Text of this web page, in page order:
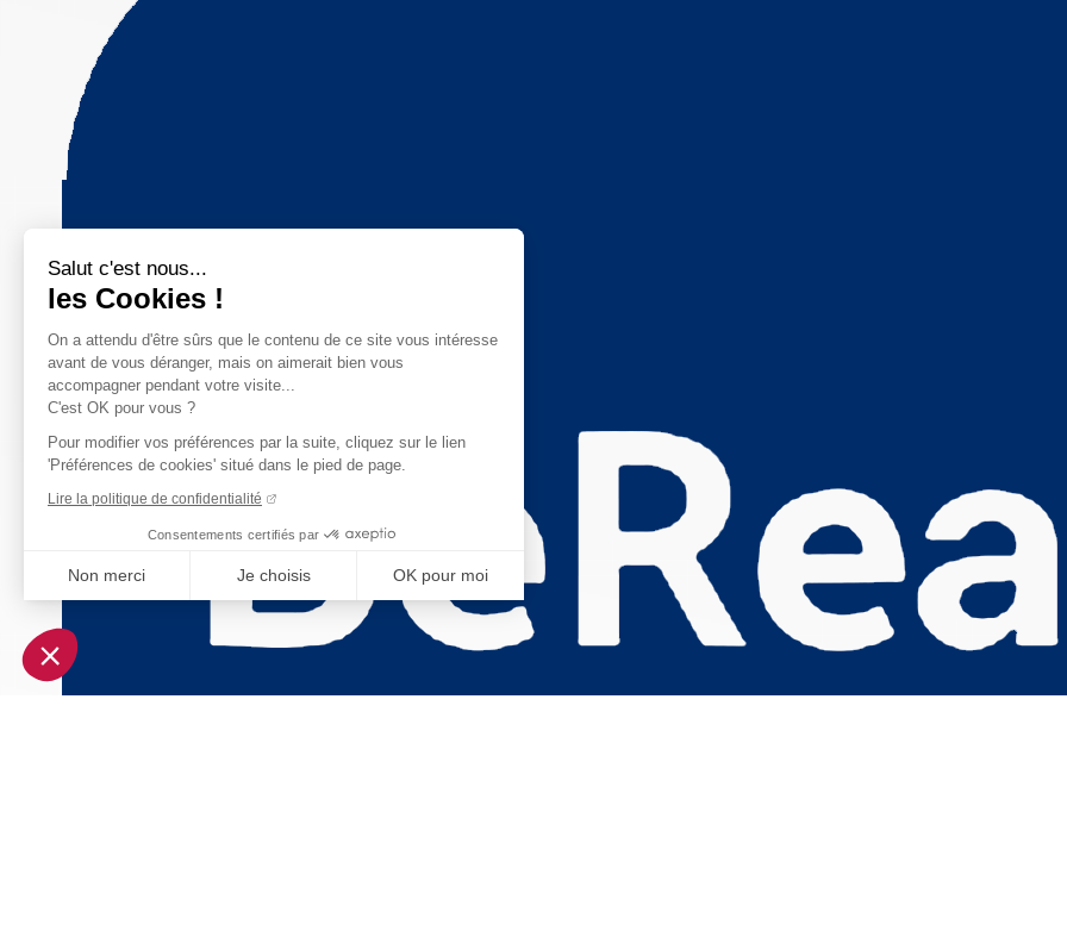
Salut c'est nous...
les Cookies !
On a attendu d'être sûrs que le contenu de ce site vous intéresse
avant de vous déranger, mais on aimerait bien vous
accompagner pendant votre visite...
C'est OK pour vous ?
Pour modifier vos préférences par la suite, cliquez sur le lien
'Préférences de cookies' situé dans le pied de page.
Lire la politique de confidentialité
Consentements certifiés par
Non merci Je choisis OK pour moi
Plateforme de Gestion du Consentement : Personnalisez vos Options
Notre plateforme vous permet d'adapter et de gérer vos paramètres de confidentialité, en garantissant la conformité avec